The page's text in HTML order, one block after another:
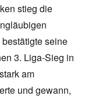
stieg die
seine
3. Liga-Sieg in
am
und gewann,